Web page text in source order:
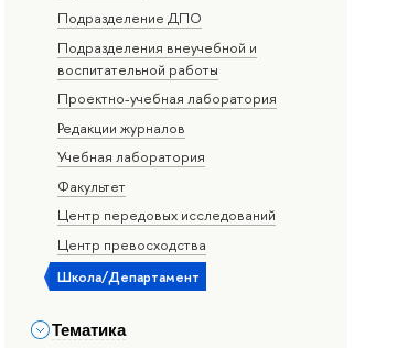
Подразделение ДПО
Подразделения внеучебной и
воспитательной работы
Проектно-учебная лаборатория
Редакции журналов
Учебная лаборатория
Факультет
Центр передовых исследований
Центр превосходства
Школа/Департамент
Тематика